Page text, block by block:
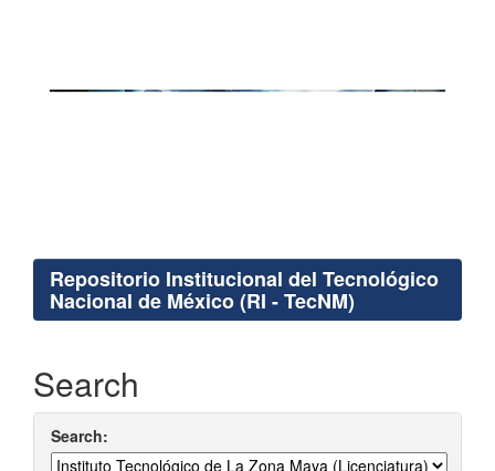
Repositorio Institucional del Tecnológico
Nacional de México (RI - TecNM)
Search
Search: